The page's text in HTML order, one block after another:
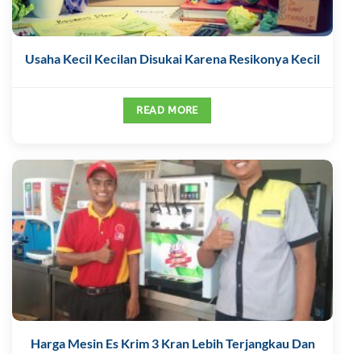
Usaha Kecil Kecilan Disukai Karena Resikonya Kecil
READ MORE
Harga Mesin Es Krim 3 Kran Lebih Terjangkau Dan